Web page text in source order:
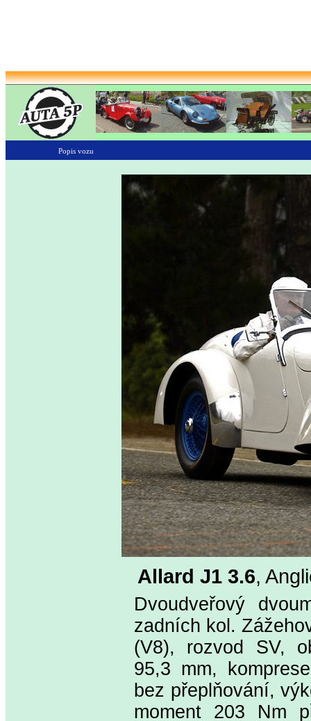
Popis vozu
Allard J1 3.6,
Dvoudveřový
zadních kol.
(V8), rozvod SV,
95,3 mm,
bez přeplňování,
moment 203 Nm